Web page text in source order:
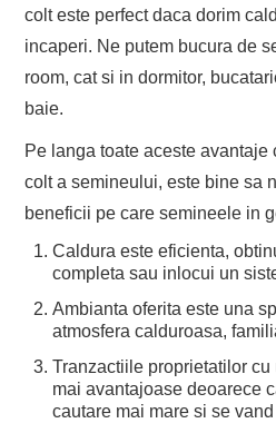
colt este perfect daca dorim
incaperi. Ne putem bucura de
room, cat si in dormitor,
baie.
Pe langa toate aceste
colt a semineului, este bine sa
beneficii pe care semineele in
Caldura este eficienta,
completa sau inlocui un
Ambianta oferita este una
atmosfera calduroasa,
Tranzactiile proprietatilor
mai avantajoase deoarece
cautare mai mare si se